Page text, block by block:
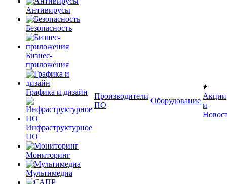
Антивирусы
Безопасность
Бизнес-
приложения
Графика и дизайн
Инфраструктурное
ПО
Мониторинг
Мультимедиа
Производители
ПО
Оборудование
Акции
и